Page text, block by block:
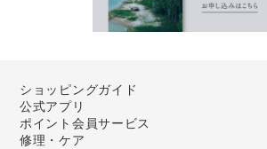
ショッピングガイド
公式アプリ
ポイント会員サービス
修理・ケア